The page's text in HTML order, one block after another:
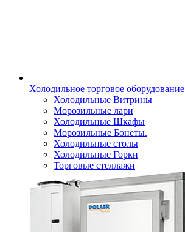
Холодильное торговое оборудование
Холодильные Витрины
Морозильные лари
Холодильные Шкафы
Морозильные Бонеты.
Холодильные столы
Холодильные Горки
Торговые стеллажи